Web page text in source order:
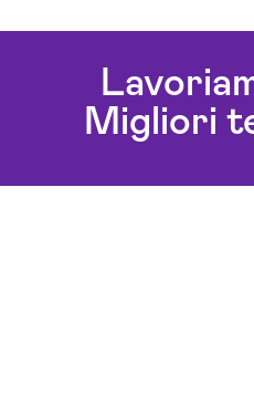
Migliori